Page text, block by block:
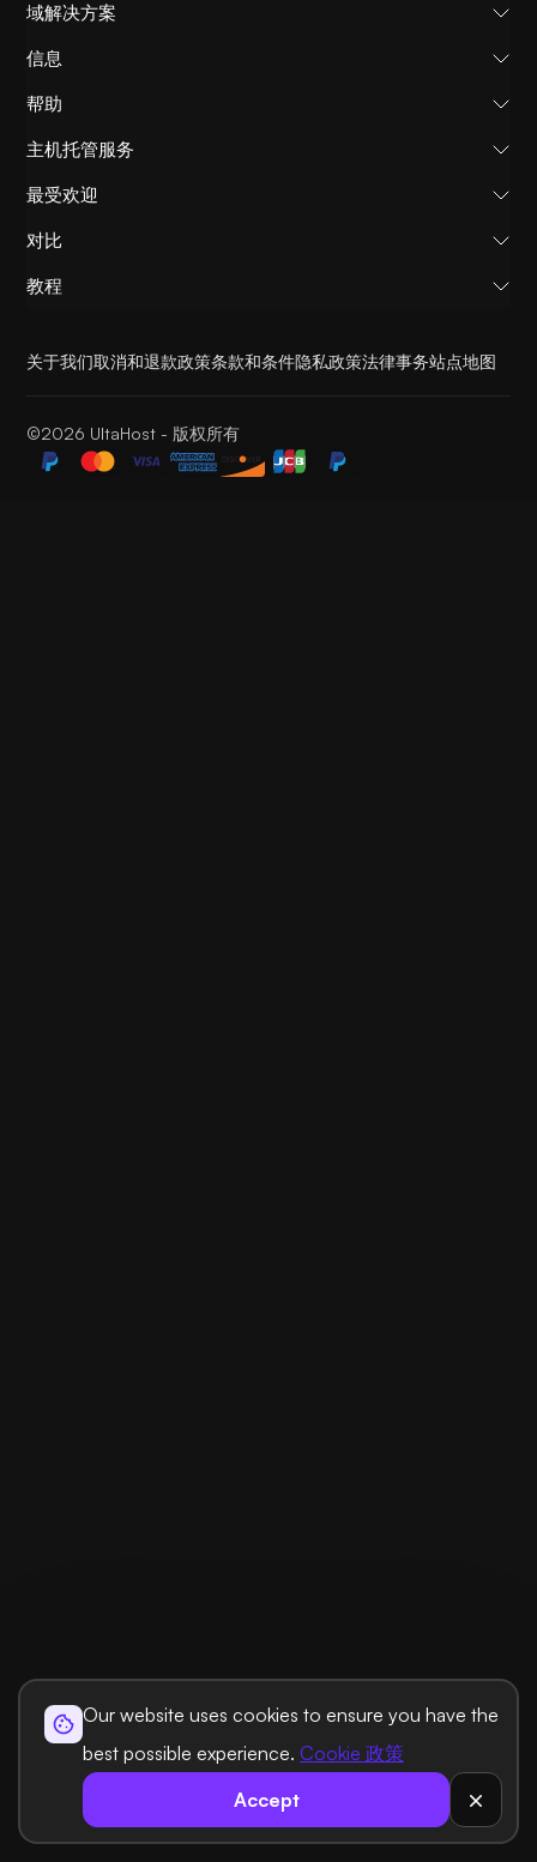
Our website uses cookies to ensure you have the
best possible experience. Cookie 政策
Accept
域解决方案
信息
帮助
主机托管服务
最受欢迎
对比
教程
关于我们取消和退款政策条款和条件隐私政策法律事务站点地图
©2026 UltaHost - 版权所有